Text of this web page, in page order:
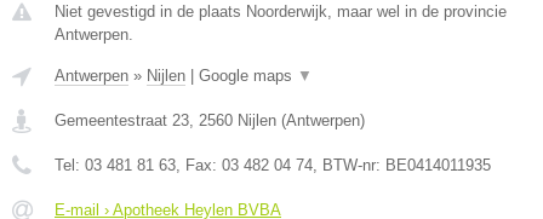
Niet gevestigd in de plaats Noorderwijk, maar wel in de provincie
Antwerpen.
Antwerpen » Nijlen Google maps ▼
Gemeentestraat 23 2560 Nijlen (Antwerpen)
Tel: 03 481 81 63 , Fax: 03 482 04 74 , BTW-nr: BE0414011935
E-mail › Apotheek Heylen BVBA